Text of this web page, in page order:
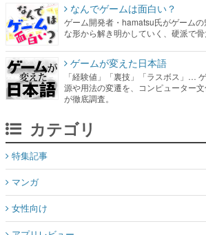
なんでゲームは面白い？
ゲーム開発者・hamatsu氏がゲーム
な形から解き明かしていく、硬派で骨
ゲームが変えた日本語
「経験値」「裏技」「ラスボス」…
源や用法の変遷を、コンピューター
が徹底調査。
カテゴリ
特集記事
マンガ
女性向け